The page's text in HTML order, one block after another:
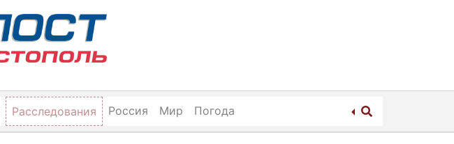
Расследования Россия Мир Погода